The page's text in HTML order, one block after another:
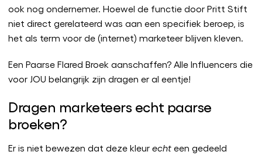
ook nog ondernemer. Hoewel de functie door Pritt Stift
niet direct gerelateerd was aan een specifiek beroep, is
het als term voor de (internet) marketeer blijven kleven.
Een Paarse Flared Broek aanschaffen? Alle Influencers die
voor JOU belangrijk zijn dragen er al eentje!
Dragen marketeers echt paarse
broeken?
Er is niet bewezen dat deze kleur echt een gedeeld